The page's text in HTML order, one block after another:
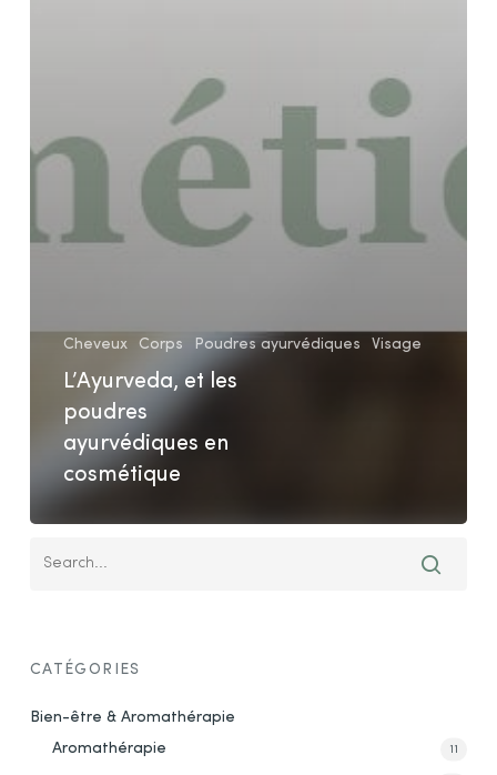
Cheveux Corps Poudres ayurvédiques Visage
L’Ayurveda, et les
poudres
ayurvédiques en
cosmétique
CATÉGORIES
Bien-être & Aromathérapie
Aromathérapie 11